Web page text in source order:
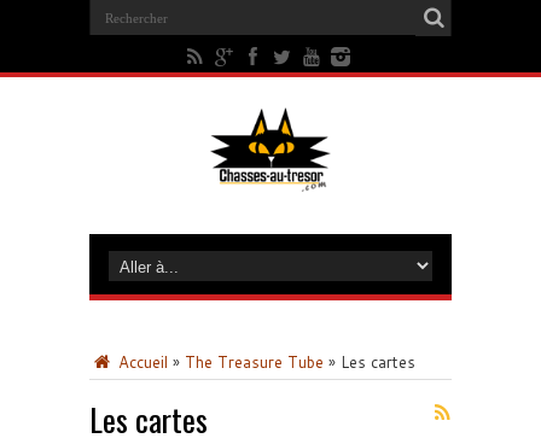
Accueil » The Treasure Tube » Les cartes
Les cartes